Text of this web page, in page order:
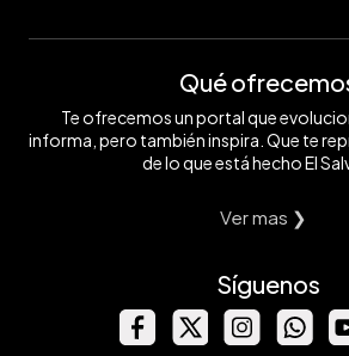
Qué
Te ofrecemos un portal que
informa, pero también inspira. Que te
de lo que está hecho El
Ver mas ❯
Síguenos